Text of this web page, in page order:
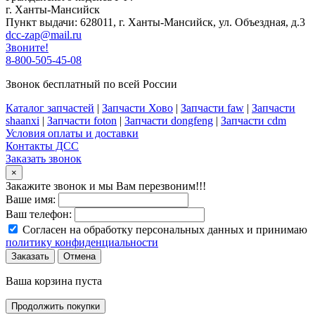
г. Ханты-Мансийск
Пункт выдачи: 628011, г. Ханты-Мансийск, ул. Объездная, д.3
dcc-zap@mail.ru
Звоните!
8-800-505-45-08
Звонок бесплатный по всей России
Каталог запчастей | Запчасти Хово | Запчасти faw | Запчасти
shaanxi | Запчасти foton | Запчасти dongfeng | Запчасти cdm
Условия оплаты и доставки
Контакты ДСС
Заказать звонок
×
Закажите звонок и мы Вам перезвоним!!!
Ваше имя:
Ваш телефон:
Согласен на обработку персональных данных и принимаю
политику конфиденциальности
Заказать Отмена
Ваша корзина пуста
Продолжить покупки